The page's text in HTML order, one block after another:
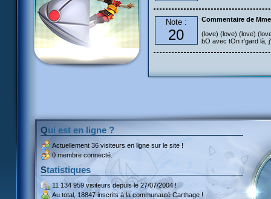
Note :
20
Commentaire de
(love) (love) (love)
bO avec tOn r'gard là,
Qui est en ligne ?
Actuellement 36 visiteurs en ligne sur le site !
0 membre connecté.
Statistiques
11 134 959 visiteursdepuis le 27/07/2004 !
Au total, 18847 inscritsà la communauté Carthage !